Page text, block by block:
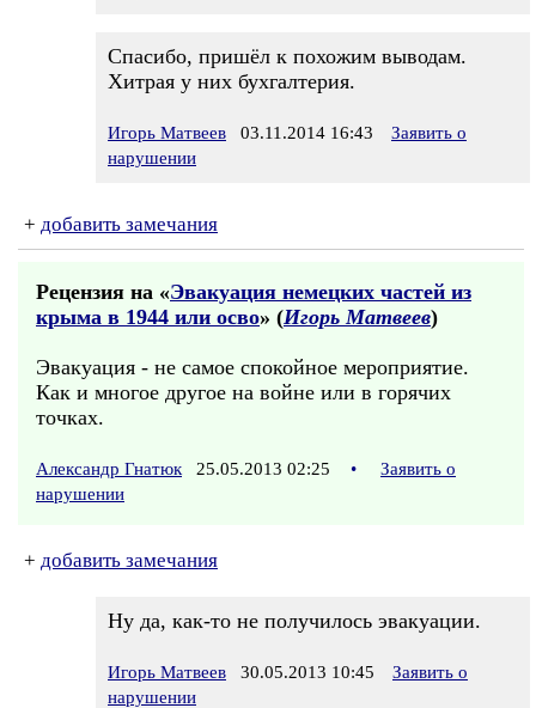
Спасибо, пришёл к похожим выводам.
Хитрая у них бухгалтерия.
Игорь Матвеев 03.11.2014 16:43
Заявить о
нарушении
+ добавить замечания
Рецензия на «Эвакуация немецких частей из
крыма в 1944 или осво» (Игорь Матвеев)
Эвакуация - не самое спокойное мероприятие.
Как и многое другое на войне или в горячих
точках.
Александр Гнатюк 25.05.2013 02:25 •
Заявить о
нарушении
+ добавить замечания
Ну да, как-то не получилось эвакуации.
Игорь Матвеев 30.05.2013 10:45
Заявить о
нарушении